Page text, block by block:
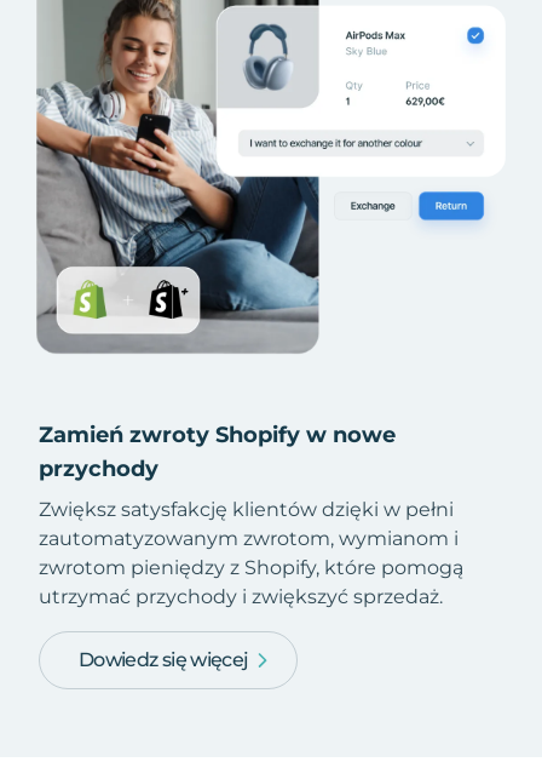
Zamień zwroty Shopify w nowe
przychody
Zwiększ satysfakcję klientów dzięki w pełni
zautomatyzowanym zwrotom, wymianom i
zwrotom pieniędzy z Shopify, które pomogą
utrzymać przychody i zwiększyć sprzedaż.
Dowiedz się więcej